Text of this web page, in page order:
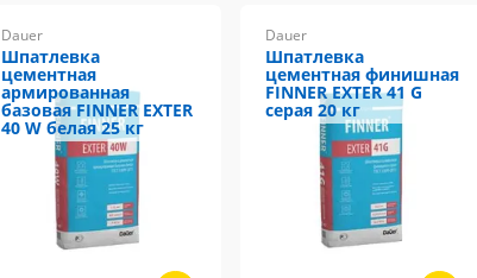
Dauer
Шпатлевка
цементная
армированная
базовая FINNER EXTER
40 W белая 25 кг
Dauer
Шпатлевка
цементная финишная
FINNER EXTER 41 G
серая 20 кг